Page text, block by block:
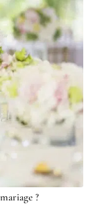
?